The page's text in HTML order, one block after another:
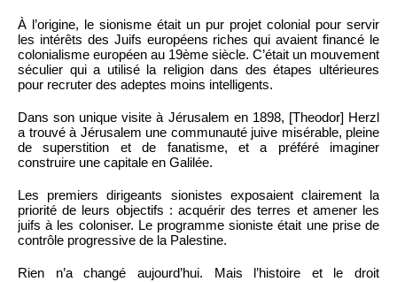
À l’origine, le sionisme était un pur projet colonial pour servir
les intérêts des Juifs européens riches qui avaient financé le
colonialisme européen au 19ème siècle. C’était un mouvement
séculier qui a utilisé la religion dans des étapes ultérieures
pour recruter des adeptes moins intelligents.
Dans son unique visite à Jérusalem en 1898, [Theodor] Herzl
a trouvé à Jérusalem une communauté juive misérable, pleine
de superstition et de fanatisme, et a préféré imaginer
construire une capitale en Galilée.
Les premiers dirigeants sionistes exposaient clairement la
priorité de leurs objectifs : acquérir des terres et amener les
juifs à les coloniser. Le programme sioniste était une prise de
contrôle progressive de la Palestine.
Rien n’a changé aujourd’hui. Mais l’histoire et le droit